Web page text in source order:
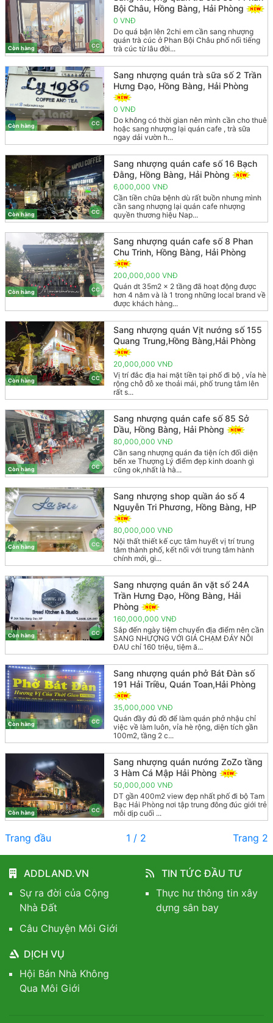
CC
Còn hàng
Bội Châu, Hồng Bàng, Hải Phòng
0 VNĐ
Do quá bận lên 2chi em cần sang nhượng
quán trà cúc ở Phan Bội Châu phố nổi tiếng
trà cúc từ lâu đời...
CC
Còn hàng
Sang nhượng quán trà sữa số 2 Trần
Hưng Đạo, Hồng Bàng, Hải Phòng
0 VNĐ
Do không có thời gian nên mình cần cho thuê
hoặc sang nhượng lại quán cafe , trà sữa
ngay dải vườn h...
CC
Còn hàng
Sang nhượng quán cafe số 16 Bạch
Đằng, Hồng Bàng, Hải Phòng
6,000,000 VNĐ
Cần tiền chữa bệnh dù rất buồn nhưng mình
cần sang nhượng lại quán cafe nhượng
quyền thương hiệu Nap...
CC
Còn hàng
Sang nhượng quán cafe số 8 Phan
Chu Trinh, Hồng Bàng, Hải Phòng
200,000,000 VNĐ
Quán dt 35m2 x 2 tầng đã hoạt động được
hơn 4 năm và là 1 trong những local brand về
được khách hàng...
CC
Còn hàng
Sang nhượng quán Vịt nướng số 155
Quang Trung,Hồng Bàng,Hải Phòng
20,000,000 VNĐ
Vị trí đắc địa hai mặt tiền tại phố đi bộ , vỉa hè
rộng chỗ đỗ xe thoải mái, phố trung tâm lên
rất s...
CC
Còn hàng
Sang nhượng quán cafe số 85 Sở
Dầu, Hồng Bàng, Hải Phòng
80,000,000 VNĐ
Cần sang nhượng quán đa tiện ích đối diện
bến xe Thượng Lý điểm đẹp kinh doanh gì
cũng ok,nhất là hà...
CC
Còn hàng
Sang nhượng shop quần áo số 4
Nguyễn Tri Phương, Hồng Bàng, HP
80,000,000 VNĐ
Nội thất thiết kế cực tâm huyết vị trí trung
tâm thành phố, kết nối với trung tâm hành
chính mới, gi...
CC
Còn hàng
Sang nhượng quán ăn vặt số 24A
Trần Hưng Đạo, Hồng Bàng, Hải
Phòng
160,000,000 VNĐ
Sắp đến ngày tiệm chuyển địa điểm nên cần
SANG NHƯỢNG VỚI GIÁ CHẠM ĐÁY NỖI
ĐAU chỉ 160 triệu, tiệm ă...
CC
Còn hàng
Sang nhượng quán phở Bát Đàn số
191 Hải Triều, Quán Toan,Hải Phòng
35,000,000 VNĐ
Quán đầy đủ đồ để làm quán phở nhậu chỉ
việc về làm luôn, vỉa hè rộng, diện tích gần
100m2, tầng 2 c...
CC
Còn hàng
Sang nhượng quán nướng ZoZo tầng
3 Hàm Cá Mập Hải Phòng
50,000,000 VNĐ
DT gần 400m2 view đẹp nhất phố đi bộ Tam
Bạc Hải Phòng nơi tập trung đông đúc giới trẻ
mỗi dịp cuối ...
Trang đầu 1 / 2 Trang 2
ADDLAND.VN
Sự ra đời của Cộng
Nhà Đất
Câu Chuyện Môi Giới
TIN TỨC ĐẦU TƯ
Thực hư thông tin xây
dựng sân bay
DỊCH VỤ
Hội Bán Nhà Không
Qua Môi Giới